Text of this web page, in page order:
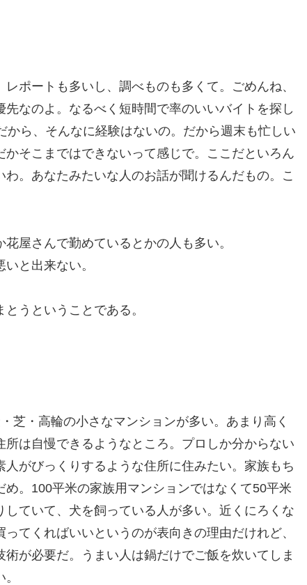
ポートも多いし、調べものも多くて。ごめんね、
なのよ。なるべく短時間で率のいいバイトを探し
ら、そんなに経験はないの。だから週末も忙しい
そこまではできないって感じで。ここだといろん
。あなたみたいな人のお話が聞けるんだもの。こ
屋さんで勤めているとかの人も多い。
と出来ない。
うということである。
芝・高輪の小さなマンションが多い。あまり高く
は自慢できるようなところ。プロしか分からない
がびっくりするような住所に住みたい。家族もち
。100平米の家族用マンションではなくて50平米
ていて、犬を飼っている人が多い。近くにろくな
てくればいいというのが表向きの理由だけれど、
が必要だ。うまい人は鍋だけでご飯を炊いてしま